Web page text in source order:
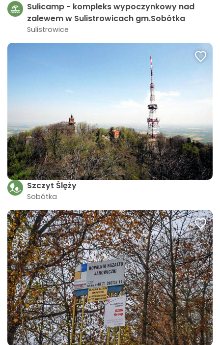
Sulicamp - kompleks wypoczynkowy nad
zalewem w Sulistrowicach gm.Sobótka
Sulistrowice
Szczyt Ślęży
Sobótka